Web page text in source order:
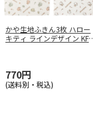
かや生地ふきん3枚 ハロー
キティ ラインデザイン KFK
770円
(送料別・税込)